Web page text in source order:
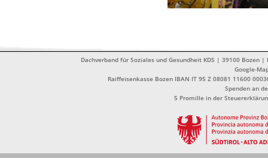
Dachverband für Soziales und Gesundheit KDS | 39100
Google-
Raiffeisenkasse Bozen IBAN IT 95 Z 08081 11600
Spenden an
5 Promille in der